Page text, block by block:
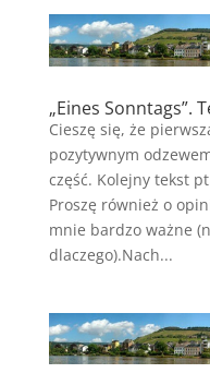
„Eines Sonntags”.
Cieszę się, że
pozytywnym
część. Kolejny tekst
Proszę również o
mnie bardzo ważne
dlaczego).Nach...